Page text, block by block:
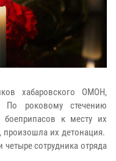
хабаровского ОМОН,
роковому стечению
боеприпасов к месту их
произошла их детонация.
сотрудника отряда